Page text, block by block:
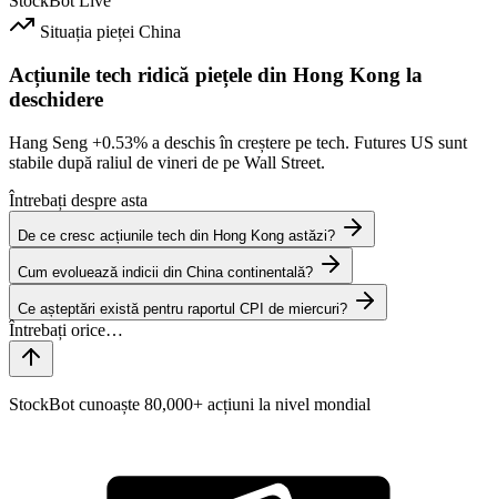
Situația pieței China
Acțiunile tech ridică piețele din Hong Kong la
deschidere
Hang Seng +0.53% a deschis în creștere pe tech. Futures US sunt
stabile după raliul de vineri de pe Wall Street.
Întrebați despre asta
De ce cresc acțiunile tech din Hong Kong astăzi?
Cum evoluează indicii din China continentală?
Ce așteptări există pentru raportul CPI de miercuri?
StockBot cunoaște 80,000+ acțiuni la nivel mondial